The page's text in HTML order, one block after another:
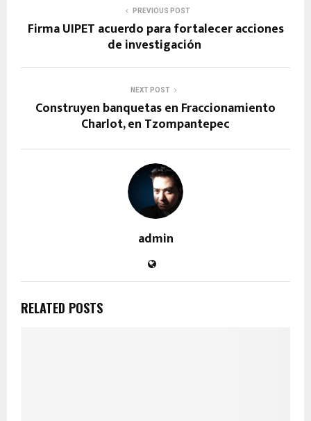
PREVIOUS POST
Firma UIPET acuerdo para fortalecer acciones
de investigación
NEXT POST
Construyen banquetas en Fraccionamiento
Charlot, en Tzompantepec
admin
RELATED POSTS